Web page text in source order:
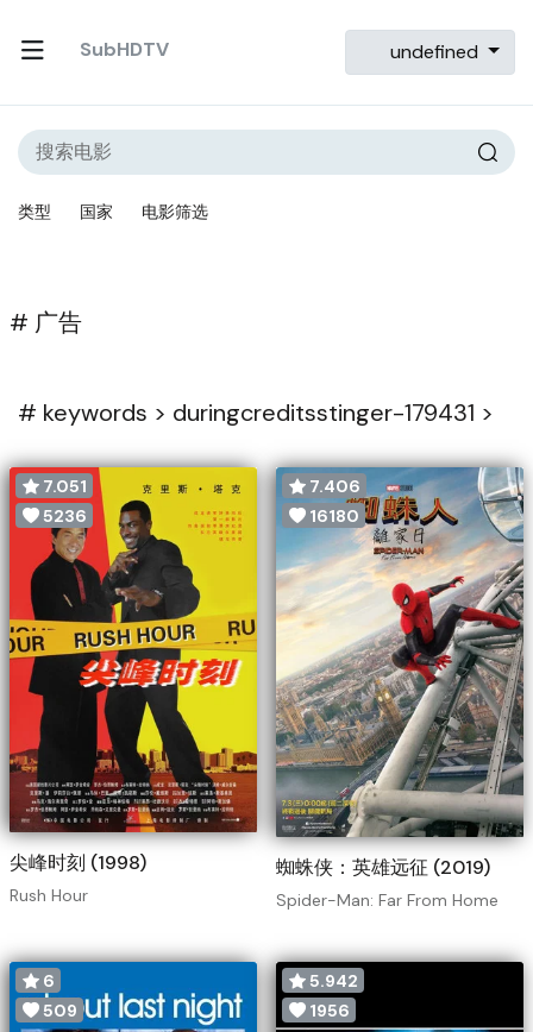
SubHDTV undefined
类型 国家 电影筛选
# keywords > duringcreditsstinger-179431 >
7.051
5236
尖峰时刻 (1998)
Rush Hour
7.406
16180
蜘蛛侠：英雄远征 (2019)
Spider-Man: Far From Home
6
509
5.942
1956
# 广告